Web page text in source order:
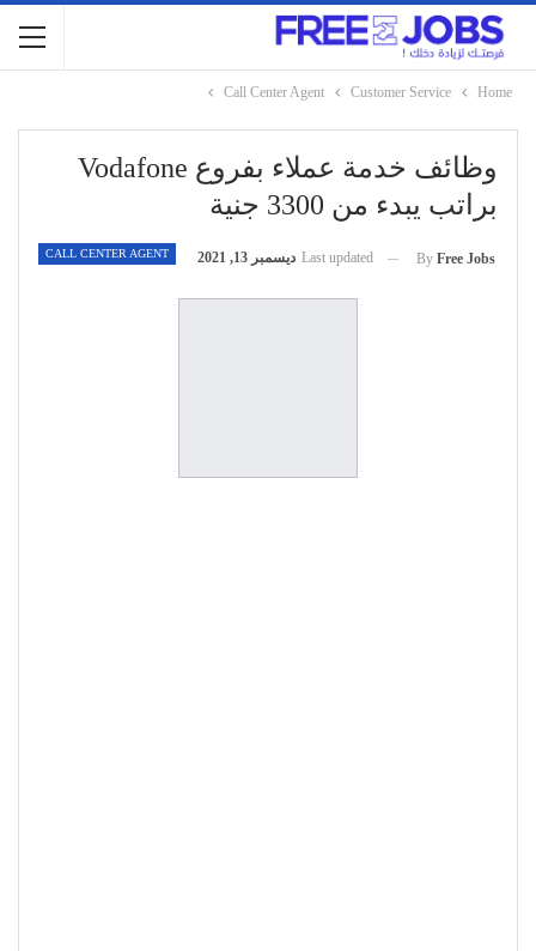
Home
Customer Service
Call Center Agent
وظائف خدمة عملاء بفروع Vodafone
براتب يبدء من 3300 جنية
CALL CENTER AGENT By Free Jobs
Last updated ديسمبر 13, 2021